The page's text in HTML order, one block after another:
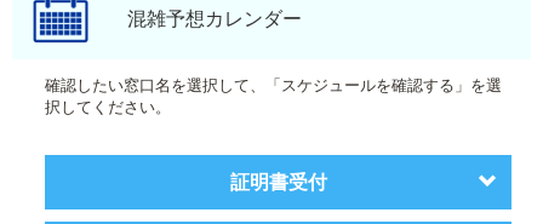
モバイルサイト
区役所フロアマップ
混雑予想カレンダー
確認したい窓口名を選択して、「スケジュールを確認する」を選
択してください。
証明書受付